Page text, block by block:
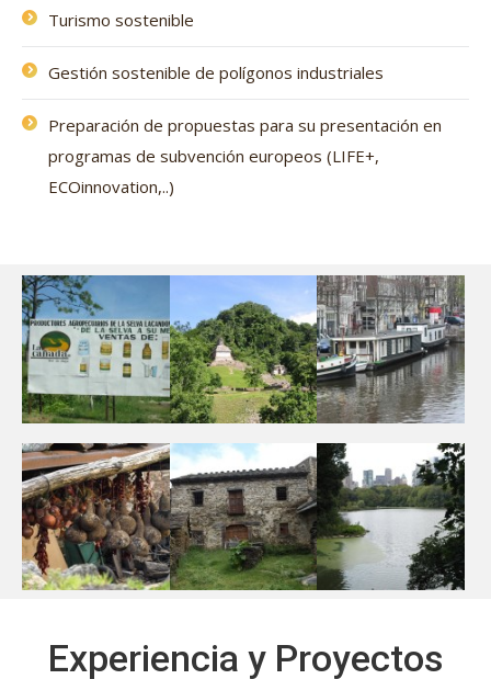
Turismo sostenible
Gestión sostenible de polígonos industriales
Preparación de propuestas para su presentación en
programas de subvención europeos (LIFE+,
ECOinnovation,..)
Experiencia y Proyectos